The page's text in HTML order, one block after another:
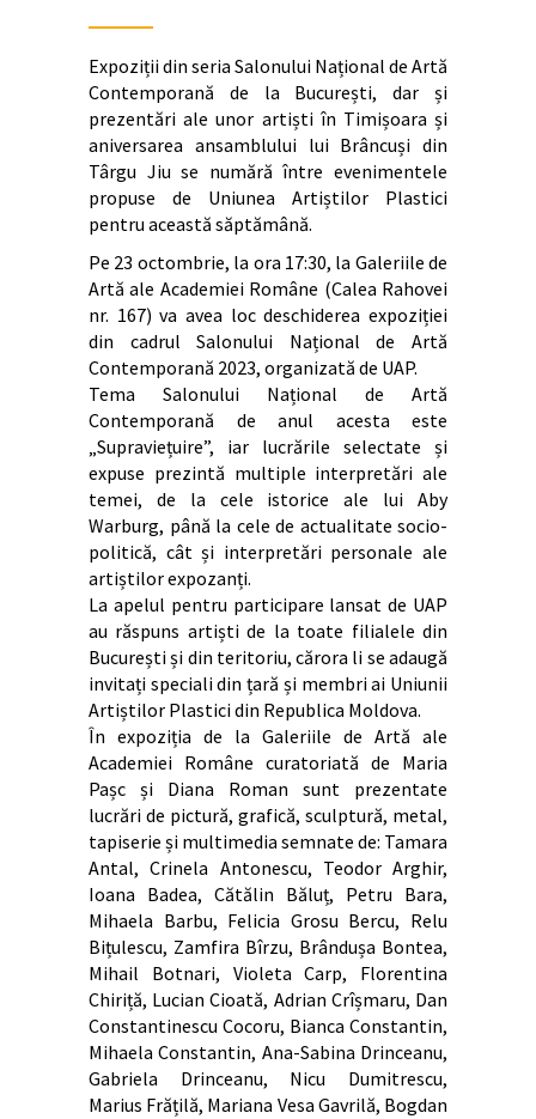
Expoziții din seria Salonului Național de Artă
Contemporană de la București, dar și
prezentări ale unor artiști în Timișoara și
aniversarea ansamblului lui Brâncuși din
Târgu Jiu se numără între evenimentele
propuse de Uniunea Artiștilor Plastici
pentru această săptămână.
Pe 23 octombrie, la ora 17:30, la Galeriile de
Artă ale Academiei Române (Calea Rahovei
nr. 167) va avea loc deschiderea expoziției
din cadrul Salonului Național de Artă
Contemporană 2023, organizată de UAP.
Tema Salonului Național de Artă
Contemporană de anul acesta este
„Supraviețuire”, iar lucrările selectate și
expuse prezintă multiple interpretări ale
temei, de la cele istorice ale lui Aby
Warburg, până la cele de actualitate socio-
politică, cât și interpretări personale ale
artiștilor expozanți.
La apelul pentru participare lansat de UAP
au răspuns artiști de la toate filialele din
București și din teritoriu, cărora li se adaugă
invitați speciali din țară și membri ai Uniunii
Artiștilor Plastici din Republica Moldova.
În expoziția de la Galeriile de Artă ale
Academiei Române curatoriată de Maria
Pașc și Diana Roman sunt prezentate
lucrări de pictură, grafică, sculptură, metal,
tapiserie și multimedia semnate de: Tamara
Antal, Crinela Antonescu, Teodor Arghir,
Ioana Badea, Cătălin Băluț, Petru Bara,
Mihaela Barbu, Felicia Grosu Bercu, Relu
Bițulescu, Zamfira Bîrzu, Brândușa Bontea,
Mihail Botnari, Violeta Carp, Florentina
Chiriță, Lucian Cioată, Adrian Crîșmaru, Dan
Constantinescu Cocoru, Bianca Constantin,
Mihaela Constantin, Ana-Sabina Drinceanu,
Gabriela Drinceanu, Nicu Dumitrescu,
Marius Frățilă, Mariana Vesa Gavrilă, Bogdan